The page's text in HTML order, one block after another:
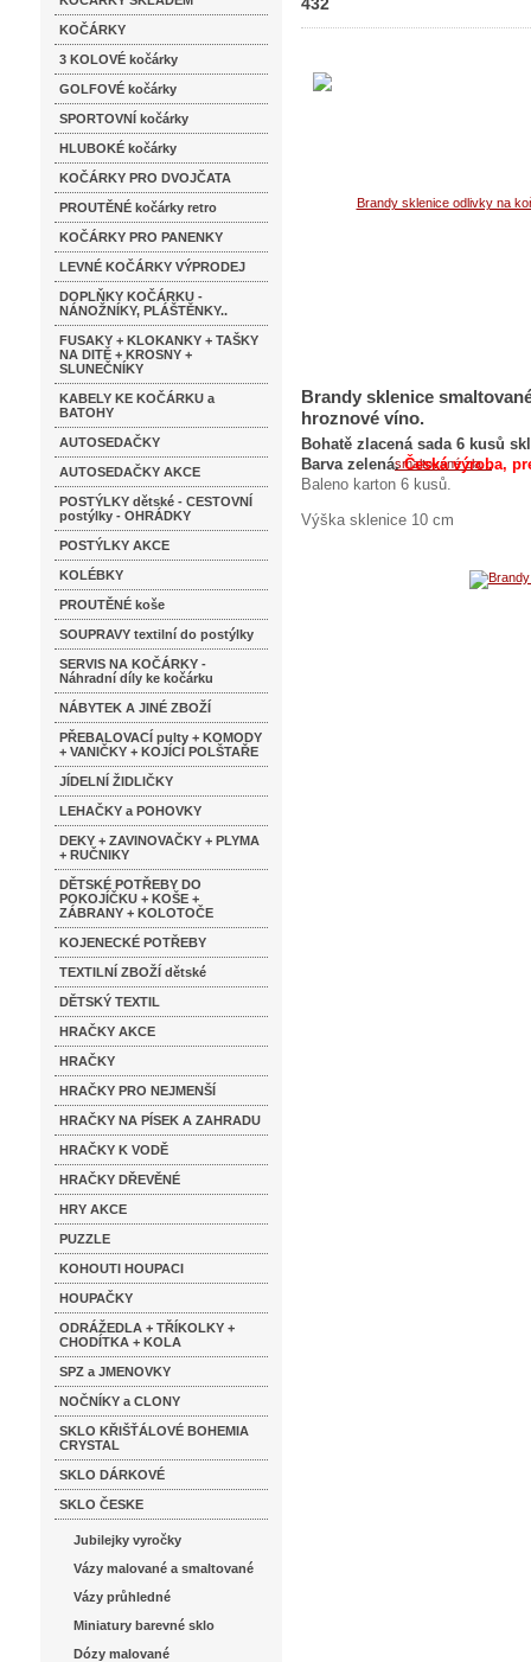
KOČÁRKY
3 KOLOVÉ kočárky
GOLFOVÉ kočárky
SPORTOVNÍ kočárky
HLUBOKÉ kočárky
KOČÁRKY PRO DVOJČATA
PROUTĚNÉ kočárky retro
KOČÁRKY PRO PANENKY
LEVNÉ KOČÁRKY VÝPRODEJ
DOPLŇKY KOČÁRKU -
NÁNOŽNÍKY, PLÁŠTĚNKY..
FUSAKY + KLOKANKY + TAŠKY
NA DITĚ + KROSNY +
SLUNEČNÍKY
KABELY KE KOČÁRKU a
BATOHY
AUTOSEDAČKY
AUTOSEDAČKY AKCE
POSTÝLKY dětské - CESTOVNÍ
postýlky - OHRÁDKY
POSTÝLKY AKCE
KOLÉBKY
PROUTĚNÉ koše
SOUPRAVY textilní do postýlky
SERVIS NA KOČÁRKY -
Náhradní díly ke kočárku
NÁBYTEK A JINÉ ZBOŽÍ
PŘEBALOVACÍ pulty + KOMODY
+ VANIČKY + KOJÍCÍ POLŠTAŘE
JÍDELNÍ ŽIDLIČKY
LEHAČKY a POHOVKY
DEKY + ZAVINOVAČKY + PLYMA
+ RUČNIKY
DĚTSKÉ POTŘEBY DO
POKOJÍČKU + KOŠE +
ZÁBRANY + KOLOTOČE
KOJENECKÉ POTŘEBY
TEXTILNÍ ZBOŽÍ dětské
DĚTSKÝ TEXTIL
HRAČKY AKCE
HRAČKY
HRAČKY PRO NEJMENŠÍ
HRAČKY NA PÍSEK A ZAHRADU
HRAČKY K VODĚ
HRAČKY DŘEVĚNÉ
HRY AKCE
PUZZLE
KOHOUTI HOUPACI
HOUPAČKY
ODRÁŽEDLA + TŘÍKOLKY +
CHODÍTKA + KOLA
SPZ a JMENOVKY
NOČNÍKY a CLONY
SKLO KŘIŠŤÁLOVÉ BOHEMIA
CRYSTAL
SKLO DÁRKOVÉ
SKLO ČESKE
Jubilejky vyročky
Vázy malované a smaltované
Vázy průhledné
Miniatury barevné sklo
Dózy malované
Brandy sklenice
hroznové víno.
Bohatě zlacená sada 6 kusů
Barva zelená.Česká výroba,
Baleno karton 6 kusů.
Výška sklenice 10 cm